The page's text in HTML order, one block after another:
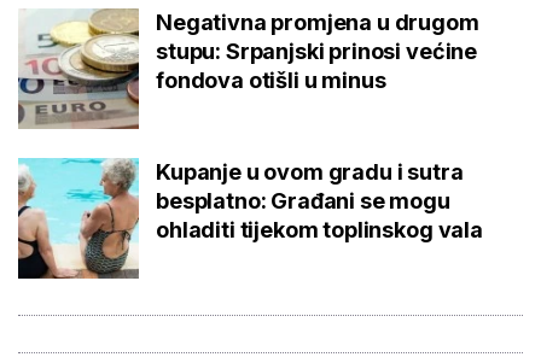
Negativna promjena u drugom
stupu: Srpanjski prinosi većine
fondova otišli u minus
Kupanje u ovom gradu i sutra
besplatno: Građani se mogu
ohladiti tijekom toplinskog vala